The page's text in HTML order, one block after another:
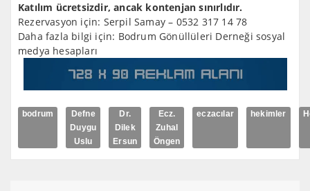
Katılım ücretsizdir, ancak kontenjan sınırlıdır.
Rezervasyon için: Serpil Samay – 0532 317 14 78
Daha fazla bilgi için: Bodrum Gönüllüleri Derneği sosyal
medya hesapları
bodrum
Defne
Duygu
Uslu
Dr.
Dilek
Ersun
Ecz.
Zuhal
Öngen
eczacılar hekimler